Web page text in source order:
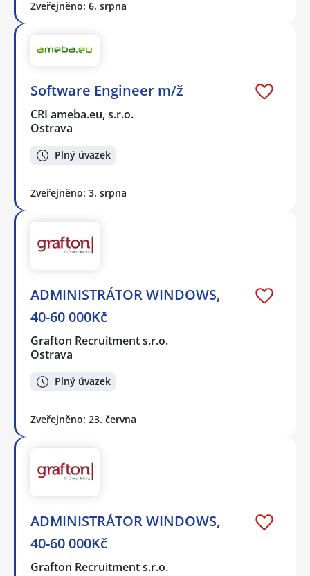
Zveřejněno: 6. srpna
Software Engineer m/ž
CRI ameba.eu, s.r.o.
Ostrava
Plný úvazek
Zveřejněno: 3. srpna
ADMINISTRÁTOR WINDOWS,
40-60 000Kč
Grafton Recruitment s.r.o.
Ostrava
Plný úvazek
Zveřejněno: 23. června
ADMINISTRÁTOR WINDOWS,
40-60 000Kč
Grafton Recruitment s.r.o.